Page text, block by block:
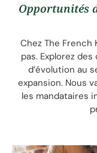
Opportunités
Chez The
pas. Explorez
d’évolution au
expansion. Nous
les mandataires